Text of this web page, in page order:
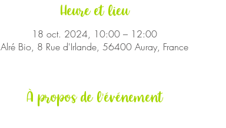
Heure et lieu
18 oct. 2024, 10:00 – 12:00
Alré Bio, 8 Rue d'Irlande, 56400 Auray, France
À propos de l'événement